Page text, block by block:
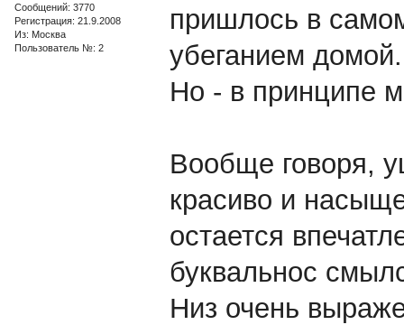
Сообщений: 3770
Регистрация: 21.9.2008
Из: Москва
Пользователь №: 2
пришлось в
убеганием домой.
Но - в принципе
Вообще говоря,
красиво и
остается
буквальнос
Низ очень